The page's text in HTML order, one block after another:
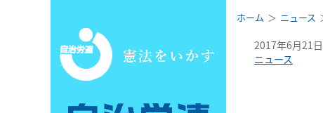
ホーム ニュース
2017年6月21日
ニュース